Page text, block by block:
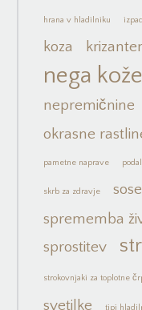
hrana v hladilniku
koza
nega kože
nepremičnine
okrasne
pametne naprave
skrb za zdravje
sprememba
sprostitev
strokovnjaki za toplotne
svetilke
tipi